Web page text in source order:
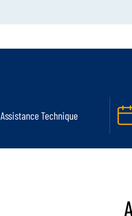
Assistance Technique